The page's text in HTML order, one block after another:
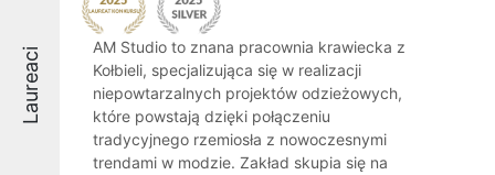
Laureaci
AM Studio to znana pracownia krawiecka z
Kołbieli, specjalizująca się w realizacji
niepowtarzalnych projektów odzieżowych,
które powstają dzięki połączeniu
tradycyjnego rzemiosła z nowoczesnymi
trendami w modzie. Zakład skupia się na